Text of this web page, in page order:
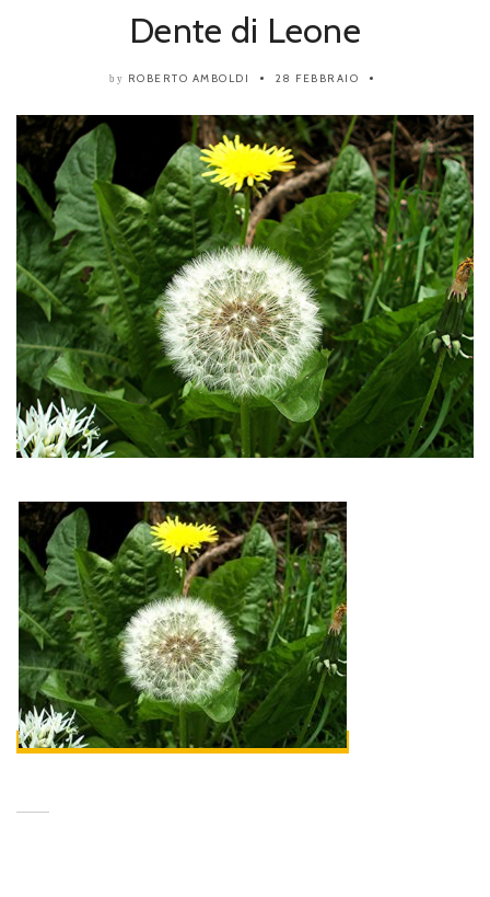
Dente di Leone
by ROBERTO AMBOLDI 28 FEBBRAIO